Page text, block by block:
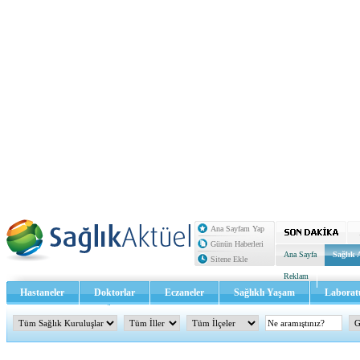
Ana Sayfam Yap
Günün Haberleri
Sitene Ekle
Ana Sayfa Sağlık
Reklam
Hastaneler Doktorlar Eczaneler Sağlıklı Yaşam
Sağlık TV - Video İletişim